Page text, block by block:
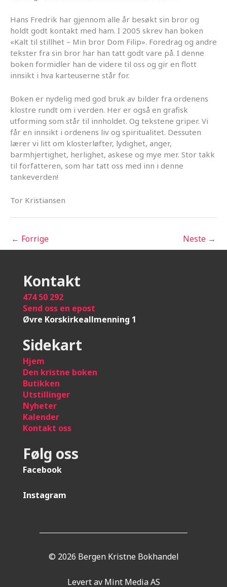
Hans Fredrik har gjennom alle år besøkt sin bror og
holdt godt kontakt med ham. I 2005 skrev han boken
«Kalt til stillhet – Min bror Dom Filip». Foredrag og andre
tekster fra sin bror har han tatt godt vare på. I denne
boken formidler han de videre til oss og gir en flott
innsikt i hva karteuserne står for.
Boken er nydelig med god bruk av bilder fra ordenens
klostre rundt om i verden. Her er også en grafisk
utforming som står til innholdet. Og tekstene griper. Vi
får en innsikt i ordenens liv og spiritualitet. Dessuten
lærer vi litt om klosterløfter, lydighet, anger,
barmhjertighet, herlighet, askese og mye mer. Stor takk
til forfatteren, som har tatt oss med inn i denne
tankeverden!
Tor Kristiansen
← Forrige Neste →
Kontakt
474 50 292
Send oss en epost
Øvre Korskirkeallmenning 1
Sidekart
Hjem
Den kristne boken
Butikken
Utstillinger
Nyheter
Kalender
Kontakt oss
Følg oss
Facebook
Instagram
© 2026 Bergen Kristne Bokhandel
Levert av Mint Media AS